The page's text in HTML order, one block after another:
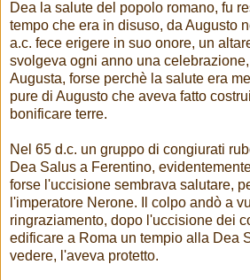
Dea la salute del popolo romano, fu
tempo che era in disuso, da Augusto
a.c. fece erigere in suo onore, un
svolgeva ogni anno una
Augusta, forse perchè la salute era
pure di Augusto che aveva fatto
bonificare terre.
Nel 65 d.c. un gruppo di congiurati
Dea Salus a Ferentino,
forse l'uccisione sembrava salutare,
l'imperatore Nerone. Il colpo andò a
ringraziamento, dopo l'uccisione dei
edificare a Roma un tempio alla Dea
vedere, l'aveva protetto.